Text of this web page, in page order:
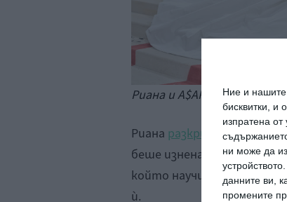
Ние и
бисквитки, и
изпратена
ни може да
данните ви,
промените
Риана и A$AP Rocky на
Риана разкри втората си
беше изненада не само
който научи, че ще
ѝ.